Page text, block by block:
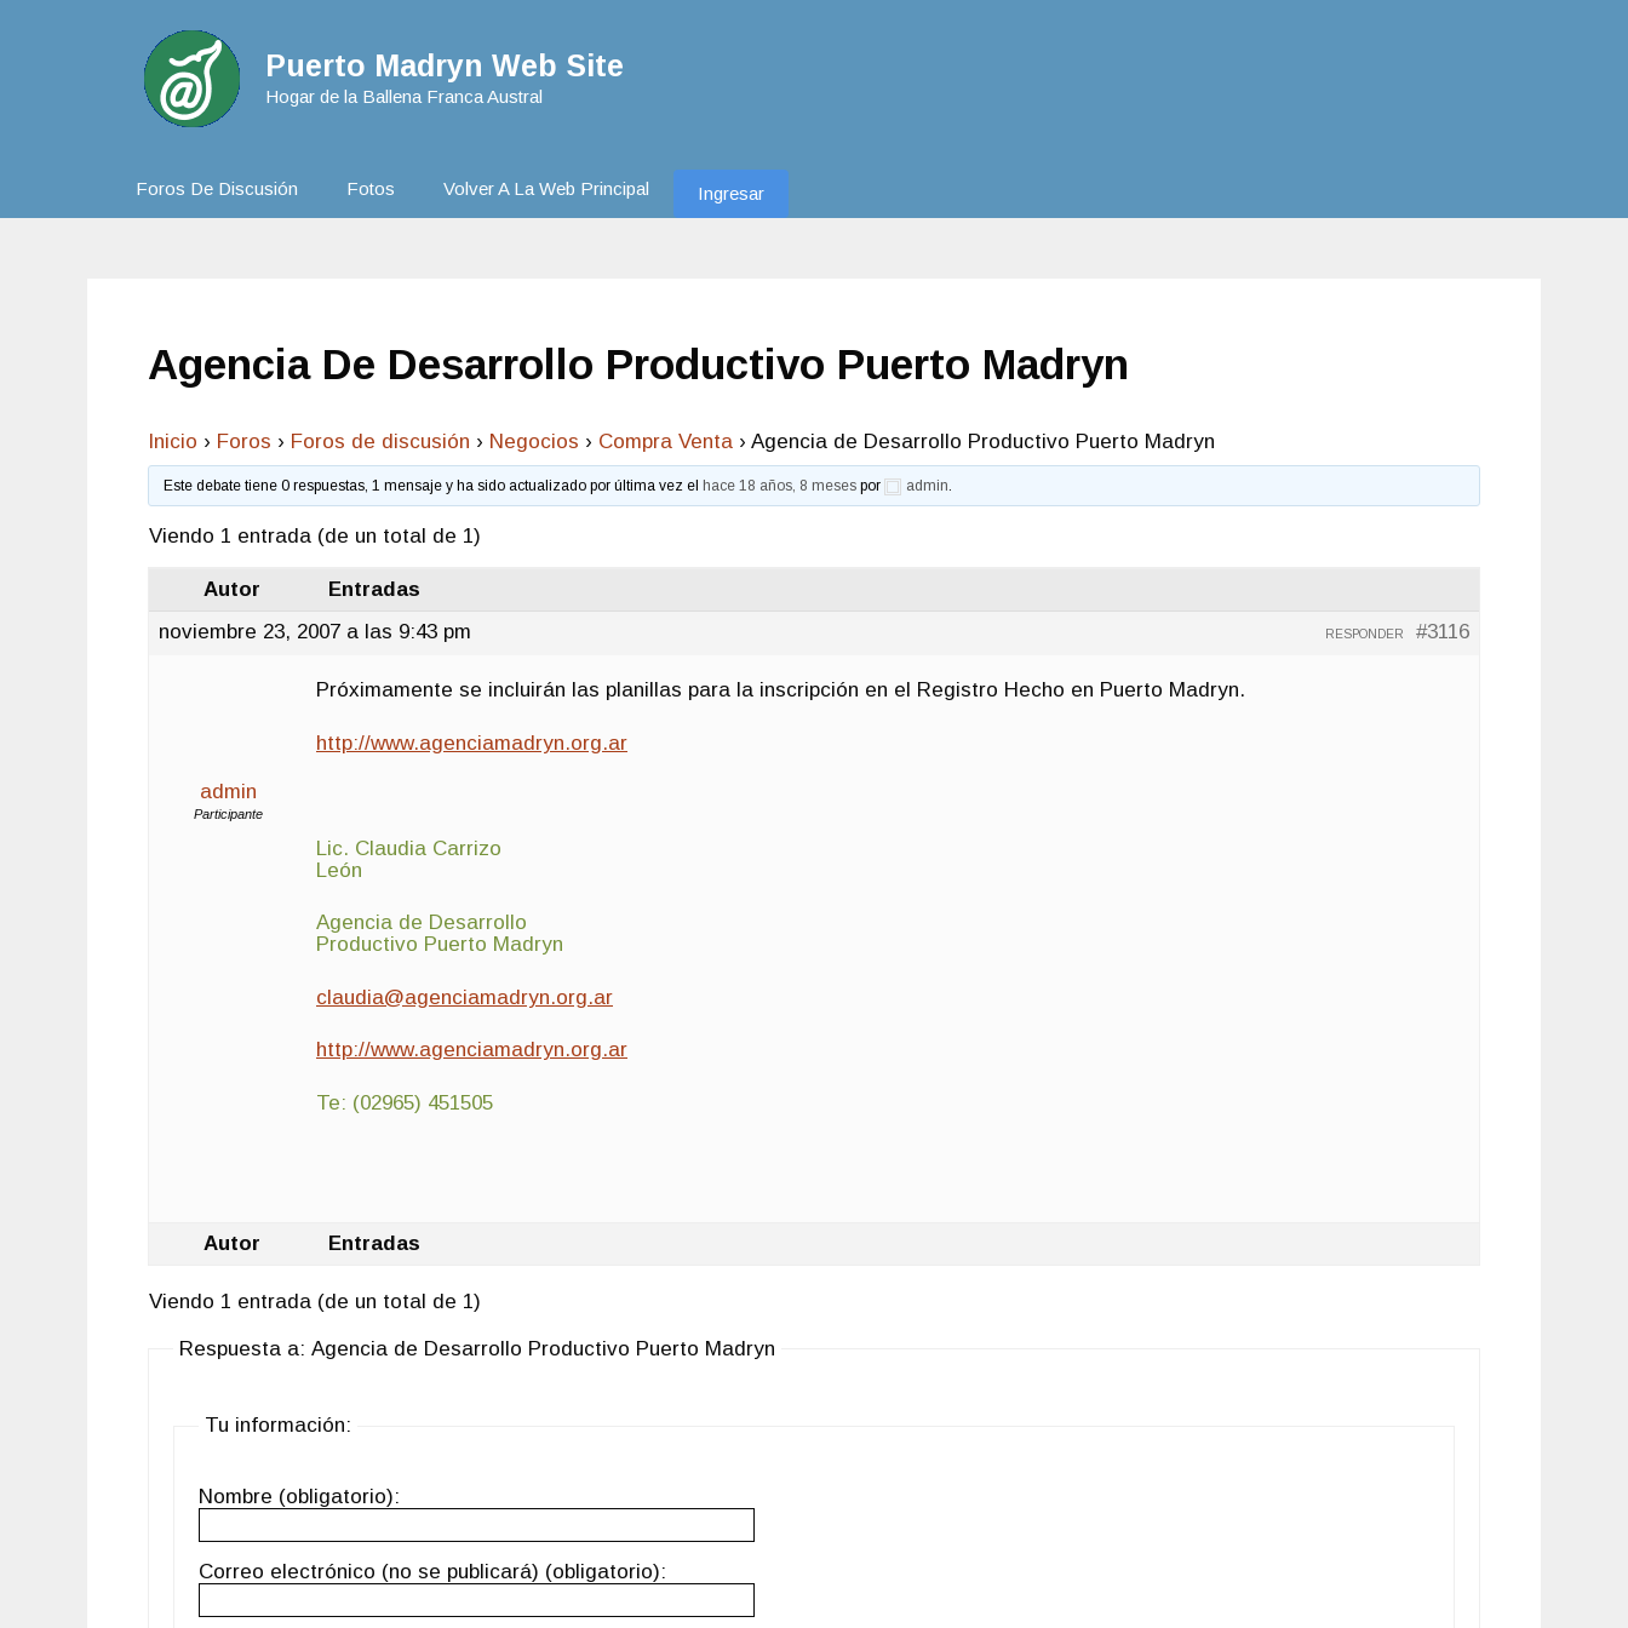
Puerto Madryn Web Site
Hogar de la Ballena Franca Austral
Foros De Discusión Fotos Volver A La Web Principal Ingresar
Agencia De Desarrollo Productivo Puerto Madryn
Inicio › Foros › Foros de discusión › Negocios › Compra Venta › Agencia de Desarrollo Productivo Puerto Madryn
Este debate tiene 0 respuestas, 1 mensaje y ha sido actualizado por última vez el hace 18 años, 8 meses por admin.
Viendo 1 entrada (de un total de 1)
Autor
Entradas
noviembre 23, 2007 a las 9:43 pm
#3116
RESPONDER
admin
Participante
Próximamente se incluirán las planillas para la inscripción en el Registro Hecho en Puerto Madryn.
http://www.agenciamadryn.org.ar
Lic. Claudia Carrizo
León
Agencia de Desarrollo
Productivo Puerto Madryn
claudia@agenciamadryn.org.ar
http://www.agenciamadryn.org.ar
Te: (02965) 451505
Autor Entradas
Viendo 1 entrada (de un total de 1)
Respuesta a: Agencia de Desarrollo Productivo Puerto Madryn
Tu información:
Nombre (obligatorio):
Correo electrónico (no se publicará) (obligatorio):